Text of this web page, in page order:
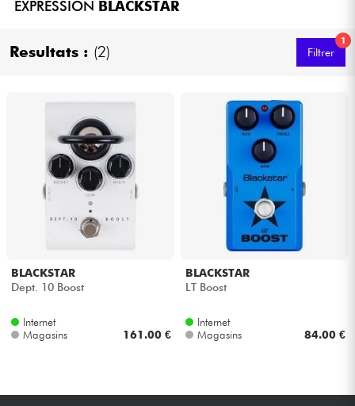
Claviers & Pianos
Synthés & Sampleurs
Casques
Micros & HF
DJ
EXPRESSION BLACKSTAR
Resultats : (2)
1
Filtrer
BLACKSTAR
Dept. 10 Boost
Internet
Magasins
161.00 €
BLACKSTAR
LT Boost
Internet
Magasins
84.00 €